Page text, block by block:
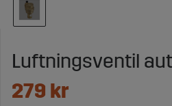
Luftningsventil
279 kr